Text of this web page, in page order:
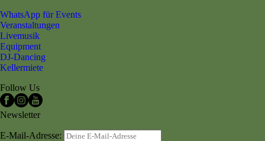
WhatsApp für Events
Veranstaltungen
Livemusik
Equipment
DJ-Dancing
Kellermiete
Follow Us
Newsletter
E-Mail-Adresse: